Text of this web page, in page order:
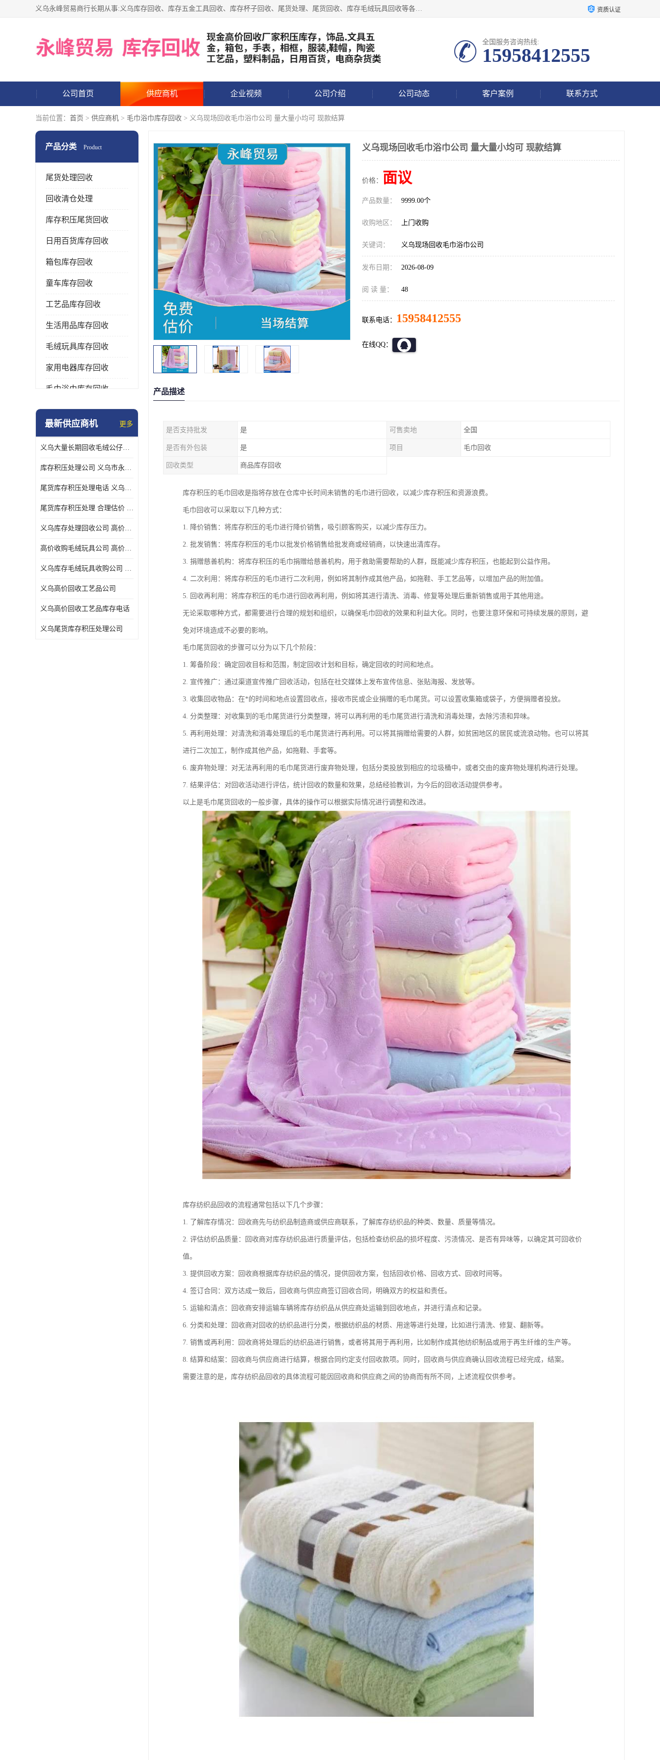
义乌永峰贸易商行长期从事:义乌库存回收、库存五金工具回收、库存杯子回收、尾货处理、尾货回收、库存毛绒玩具回收等各类产品库存回收，我们一直秉承：“，专业收购，价格从优，互惠互利，现金交易，价格公道”七大原则。欢迎有库存处理的老板来电洽谈! 资质认证
全国服务咨询热线:
15958412555
公司首页 供应商机 企业视频 公司介绍 公司动态 客户案例 联系方式
当前位置： 首页 > 供应商机 > 毛巾浴巾库存回收 > 义乌现场回收毛巾浴巾公司 量大量小均可 现款结算
产品分类 Product
尾货处理回收
回收清仓处理
库存积压尾货回收
日用百货库存回收
箱包库存回收
童车库存回收
工艺品库存回收
生活用品库存回收
毛绒玩具库存回收
家用电器库存回收
毛巾浴巾库存回收
水杯保温杯库存回收
五金工具库存回收
库存厨具回收
最新供应商机 更多
义乌大量长期回收毛绒公仔公司 高价回收库存积压 高价回收 欢迎电话咨询
库存积压处理公司 义乌市永峰贸易商行
尾货库存积压处理电话 义乌市永峰贸易商行
尾货库存积压处理 合理估价 量大量小均可
义乌库存处理回收公司 高价回收库存积压 大量尾货回收
高价收购毛绒玩具公司 高价回收库存积压 回收库存 二手勿扰
义乌库存毛绒玩具收购公司 高价回收库存积压 义乌市永峰贸易商行
义乌高价回收工艺品公司
义乌高价回收工艺品库存电话
义乌尾货库存积压处理公司
义乌现场回收毛巾浴巾公司 量大量小均可 现款结算
价格： 面议
产品数量： 9999.00个
收购地区： 上门收购
关键词： 义乌现场回收毛巾浴巾公司
发布日期： 2026-08-09
阅 读 量： 48
联系电话： 15958412555
在线QQ：
产品描述
是否支持批发 是 可售卖地 全国
是否有外包装 是 项目 毛巾回收
回收类型 商品库存回收
库存积压的毛巾回收是指将存放在仓库中长时间未销售的毛巾进行回收，以减少库存积压和资源浪费。
毛巾回收可以采取以下几种方式：
1. 降价销售：将库存积压的毛巾进行降价销售，吸引顾客购买，以减少库存压力。
2. 批发销售：将库存积压的毛巾以批发价格销售给批发商或经销商，以快速出清库存。
3. 捐赠慈善机构：将库存积压的毛巾捐赠给慈善机构，用于救助需要帮助的人群，既能减少库存积压，也能起到公益作用。
4. 二次利用：将库存积压的毛巾进行二次利用，例如将其制作成其他产品，如拖鞋、手工艺品等，以增加产品的附加值。
5. 回收再利用：将库存积压的毛巾进行回收再利用，例如将其进行清洗、消毒、修复等处理后重新销售或用于其他用途。
无论采取哪种方式，都需要进行合理的规划和组织，以确保毛巾回收的效果和利益大化。同时，也要注意环保和可持续发展的原则，避
免对环境造成不必要的影响。
毛巾尾货回收的步骤可以分为以下几个阶段：
1. 筹备阶段：确定回收目标和范围，制定回收计划和目标，确定回收的时间和地点。
2. 宣传推广：通过渠道宣传推广回收活动，包括在社交媒体上发布宣传信息、张贴海报、发放等。
3. 收集回收物品：在*的时间和地点设置回收点，接收市民或企业捐赠的毛巾尾货。可以设置收集箱或袋子，方便捐赠者投放。
4. 分类整理：对收集到的毛巾尾货进行分类整理，将可以再利用的毛巾尾货进行清洗和消毒处理，去除污渍和异味。
5. 再利用处理：对清洗和消毒处理后的毛巾尾货进行再利用。可以将其捐赠给需要的人群，如贫困地区的居民或流浪动物。也可以将其
进行二次加工，制作成其他产品，如拖鞋、手套等。
6. 废弃物处理：对无法再利用的毛巾尾货进行废弃物处理，包括分类投放到相应的垃圾桶中，或者交由的废弃物处理机构进行处理。
7. 结果评估：对回收活动进行评估，统计回收的数量和效果，总结经验教训，为今后的回收活动提供参考。
以上是毛巾尾货回收的一般步骤，具体的操作可以根据实际情况进行调整和改进。
库存纺织品回收的流程通常包括以下几个步骤：
1. 了解库存情况：回收商先与纺织品制造商或供应商联系，了解库存纺织品的种类、数量、质量等情况。
2. 评估纺织品质量：回收商对库存纺织品进行质量评估，包括检查纺织品的损坏程度、污渍情况、是否有异味等，以确定其可回收价
值。
3. 提供回收方案：回收商根据库存纺织品的情况，提供回收方案，包括回收价格、回收方式、回收时间等。
4. 签订合同：双方达成一致后，回收商与供应商签订回收合同，明确双方的权益和责任。
5. 运输和清点：回收商安排运输车辆将库存纺织品从供应商处运输到回收地点，并进行清点和记录。
6. 分类和处理：回收商对回收的纺织品进行分类，根据纺织品的材质、用途等进行处理，比如进行清洗、修复、翻新等。
7. 销售或再利用：回收商将处理后的纺织品进行销售，或者将其用于再利用，比如制作成其他纺织制品或用于再生纤维的生产等。
8. 结算和结案：回收商与供应商进行结算，根据合同约定支付回收款项。同时，回收商与供应商确认回收流程已经完成，结案。
需要注意的是，库存纺织品回收的具体流程可能因回收商和供应商之间的协商而有所不同，上述流程仅供参考。